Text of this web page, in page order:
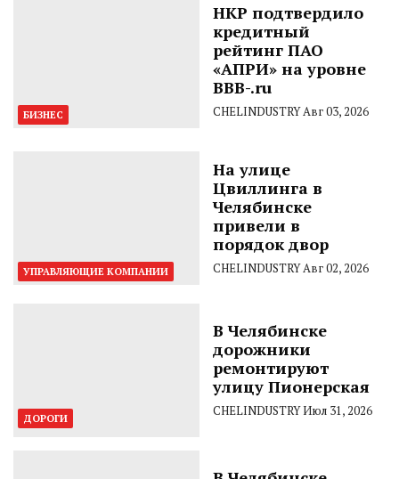
БИЗНЕС
НКР подтвердило
кредитный
рейтинг ПАО
«АПРИ» на уровне
BBB-.ru
CHELINDUSTRYАвг 03, 2026
УПРАВЛЯЮЩИЕ КОМПАНИИ
На улице
Цвиллинга в
Челябинске
привели в
порядок двор
CHELINDUSTRYАвг 02, 2026
ДОРОГИ
В Челябинске
дорожники
ремонтируют
улицу Пионерская
CHELINDUSTRYИюл 31, 2026